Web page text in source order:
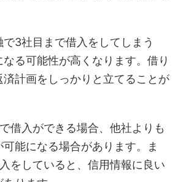
で3社目まで借入をしてしまう
る可能性が高くなります。借り
計画をしっかりと立てることが
借入ができる場合、他社よりも
能になる場合があります。ま
をしていると、信用情報に良い